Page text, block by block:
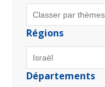
Régions
Départements